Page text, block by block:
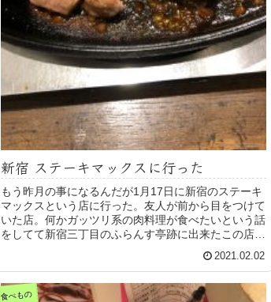
新宿 ステーキマックスに行った
もう昨月の事になるんだが1月17日に新宿のステーキ
マックスという店に行った。友人が前から目をつけて
いた店。何かガッツリ系の肉料理が食べたいという話
をしてて新宿三丁目のふらんす亭跡に出来たこの店を
2021.02.02
食べもの